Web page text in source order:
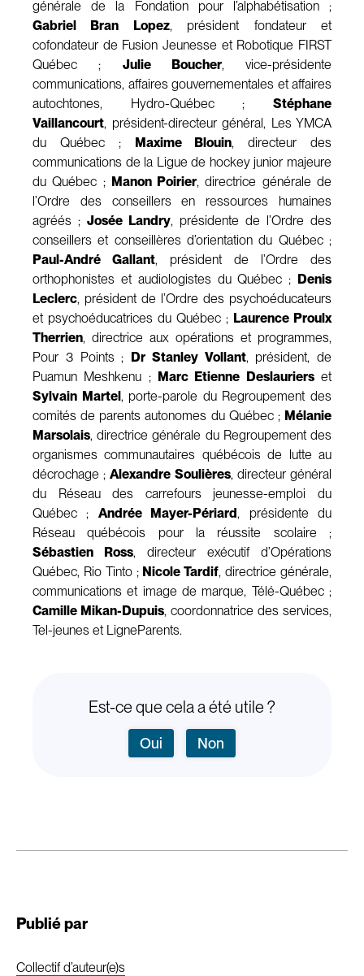
générale de la Fondation pour l’alphabétisation ;
Gabriel Bran Lopez, président fondateur et
cofondateur de Fusion Jeunesse et Robotique FIRST
Québec ; Julie Boucher, vice-présidente
communications, affaires gouvernementales et affaires
autochtones, Hydro-Québec ; Stéphane
Vaillancourt, président-directeur général, Les YMCA
du Québec ; Maxime Blouin, directeur des
communications de la Ligue de hockey junior majeure
du Québec ; Manon Poirier, directrice générale de
l’Ordre des conseillers en ressources humaines
agréés ; Josée Landry, présidente de l’Ordre des
conseillers et conseillères d’orientation du Québec ;
Paul-André Gallant, président de l’Ordre des
orthophonistes et audiologistes du Québec ; Denis
Leclerc, président de l’Ordre des psychoéducateurs
et psychoéducatrices du Québec ; Laurence Proulx
Therrien, directrice aux opérations et programmes,
Pour 3 Points ; Dr Stanley Vollant, président, de
Puamun Meshkenu ; Marc Etienne Deslaurierset
Sylvain Martel, porte-parole du Regroupement des
comités de parents autonomes du Québec ; Mélanie
Marsolais, directrice générale du Regroupement des
organismes communautaires québécois de lutte au
décrochage ;Alexandre Soulières, directeur général
du Réseau des carrefours jeunesse-emploi du
Québec ; Andrée Mayer-Périard, présidente du
Réseau québécois pour la réussite scolaire ;
Sébastien Ross, directeur exécutif d’Opérations
Québec, Rio Tinto ; Nicole Tardif, directrice générale,
communications et image de marque, Télé-Québec ;
Camille Mikan-Dupuis, coordonnatrice des services,
Tel-jeunes et LigneParents.
Est-ce que cela a été utile ?
Oui Non
Publié par
Collectif d’auteur(e)s